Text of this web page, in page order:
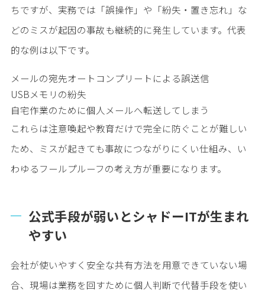
ちですが、実務では「誤操作」や「紛失・置き忘れ」な
どのミスが起因の事故も継続的に発生しています。代表
的な例は以下です。
メールの宛先オートコンプリートによる誤送信
USBメモリの紛失
自宅作業のために個人メールへ転送してしまう
これらは注意喚起や教育だけで完全に防ぐことが難しい
ため、ミスが起きても事故につながりにくい仕組み、い
わゆるフールプルーフの考え方が重要になります。
公式手段が弱いとシャドーITが生まれ
やすい
会社が使いやすく安全な共有方法を用意できていない場
合、現場は業務を回すために個人判断で代替手段を使い